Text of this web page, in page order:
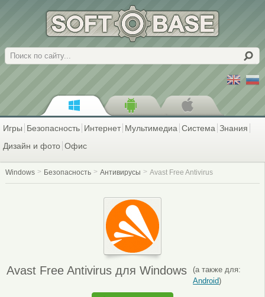
Поиск
Игры Безопасность Интернет Мультимедиа Система Знания
Дизайн и фото Офис
Windows Безопасность Антивирусы Avast Free Antivirus
Avast Free Antivirus для Windows
(а также для:
Android)